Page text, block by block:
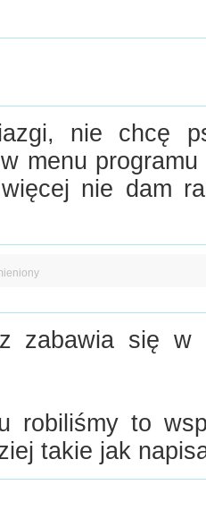
nie chcę
menu
nie dam
zabawia się w
robiliśmy to
takie jak